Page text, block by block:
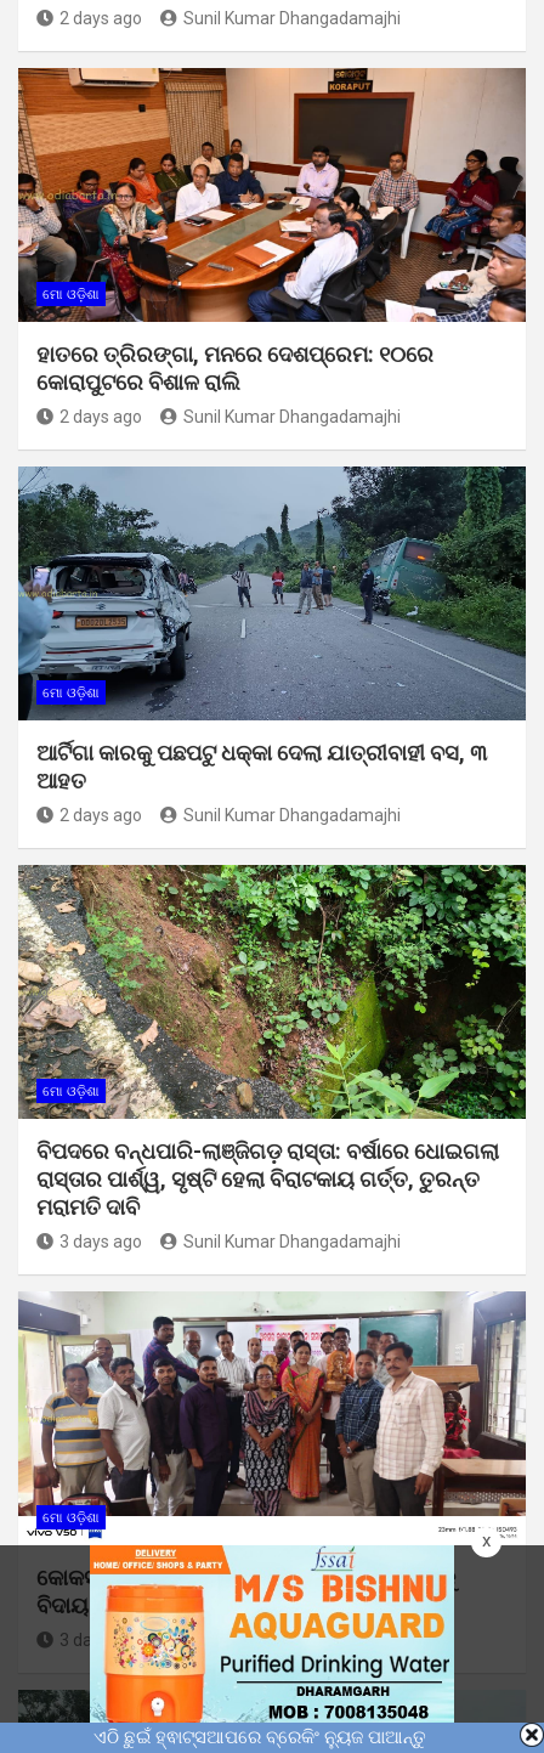
x
2 days ago Sunil Kumar Dhangadamajhi
ମୋ ଓଡ଼ିଶା
ହାତରେ ତ୍ରିରଙ୍ଗା, ମନରେ ଦେଶପ୍ରେମ: ୧୦ରେ
କୋରାପୁଟରେ ବିଶାଳ ରାଲି
2 days ago Sunil Kumar Dhangadamajhi
ମୋ ଓଡ଼ିଶା
ଆର୍ଟିଗା କାରକୁ ପଛପଟୁ ଧକ୍କା ଦେଲା ଯାତ୍ରୀବାହୀ ବସ, ୩
ଆହତ
2 days ago Sunil Kumar Dhangadamajhi
ମୋ ଓଡ଼ିଶା
ବିପଦରେ ବନ୍ଧପାରି-ଲାଞ୍ଜିଗଡ଼ ରାସ୍ତା: ବର୍ଷାରେ ଧୋଇଗଲା
ରାସ୍ତାର ପାର୍ଶ୍ୱ, ସୃଷ୍ଟି ହେଲା ବିରାଟକାୟ ଗର୍ତ୍ତ, ତୁରନ୍ତ
ମରାମତି ଦାବି
3 days ago Sunil Kumar Dhangadamajhi
ମୋ ଓଡ଼ିଶା
କୋକସରା କଲେଜରେ ଅବସର ପ୍ରାପ୍ତ କର୍ମଚାରୀଙ୍କୁ
ବିଦାୟ କାଳୀନ ସମ୍ବର୍ଦ୍ଧନା
3 days ago Sunil Kumar Dhangadamajhi
ଏଠି ଛୁଇଁ ହ୍ଵାଟ୍ସଆପରେ ବ୍ରେକିଂ ନ୍ୟୁଜ ପାଆନ୍ତୁ